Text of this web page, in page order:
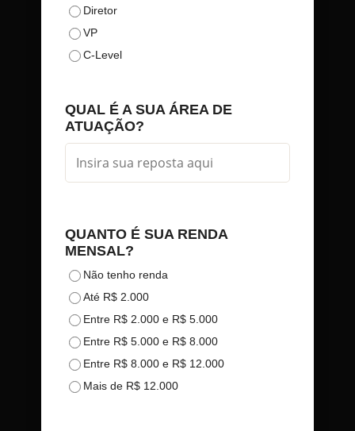
Diretor
VP
C-Level
QUAL É A SUA ÁREA DE
ATUAÇÃO?
QUANTO É SUA RENDA
MENSAL?
Não tenho renda
Até R$ 2.000
Entre R$ 2.000 e R$ 5.000
Entre R$ 5.000 e R$ 8.000
Entre R$ 8.000 e R$ 12.000
Mais de R$ 12.000